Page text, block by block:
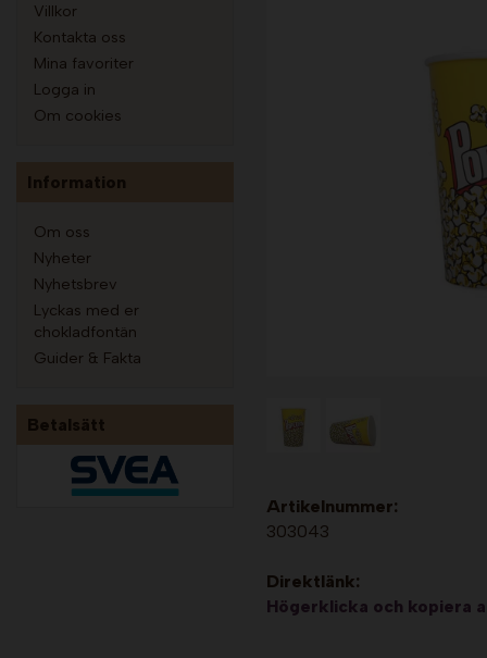
Villkor
Kontakta oss
Mina favoriter
Logga in
Om cookies
Information
Om oss
Nyheter
Nyhetsbrev
Lyckas med er
chokladfontän
Guider & Fakta
Betalsätt
Artikelnummer:
303043
Direktlänk:
Högerklicka och kopiera